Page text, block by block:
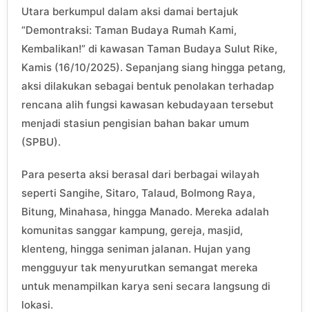
Utara berkumpul dalam aksi damai bertajuk
“Demontraksi: Taman Budaya Rumah Kami,
Kembalikan!” di kawasan Taman Budaya Sulut Rike,
Kamis (16/10/2025). Sepanjang siang hingga petang,
aksi dilakukan sebagai bentuk penolakan terhadap
rencana alih fungsi kawasan kebudayaan tersebut
menjadi stasiun pengisian bahan bakar umum
(SPBU).
Para peserta aksi berasal dari berbagai wilayah
seperti Sangihe, Sitaro, Talaud, Bolmong Raya,
Bitung, Minahasa, hingga Manado. Mereka adalah
komunitas sanggar kampung, gereja, masjid,
klenteng, hingga seniman jalanan. Hujan yang
mengguyur tak menyurutkan semangat mereka
untuk menampilkan karya seni secara langsung di
lokasi.